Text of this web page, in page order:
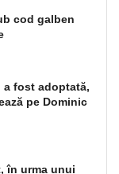
cod galben
a fost adoptată,
pe Dominic
în urma unui